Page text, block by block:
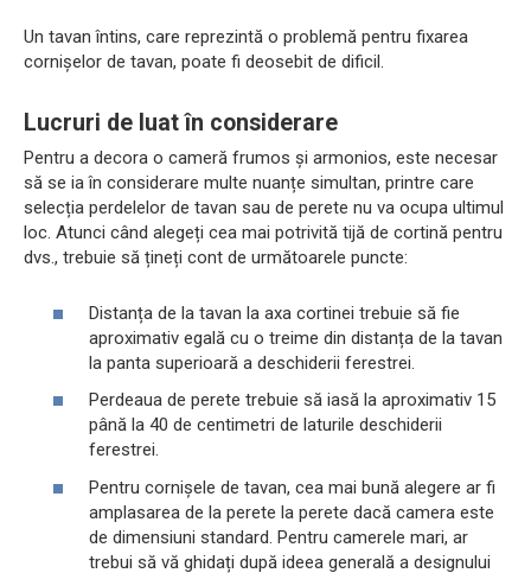
Un tavan întins, care reprezintă o problemă pentru fixarea
cornișelor de tavan, poate fi deosebit de dificil.
Lucruri de luat în considerare
Pentru a decora o cameră frumos și armonios, este necesar
să se ia în considerare multe nuanțe simultan, printre care
selecția perdelelor de tavan sau de perete nu va ocupa ultimul
loc. Atunci când alegeți cea mai potrivită tijă de cortină pentru
dvs., trebuie să țineți cont de următoarele puncte:
Distanța de la tavan la axa cortinei trebuie să fie
aproximativ egală cu o treime din distanța de la tavan
la panta superioară a deschiderii ferestrei.
Perdeaua de perete trebuie să iasă la aproximativ 15
până la 40 de centimetri de laturile deschiderii
ferestrei.
Pentru cornișele de tavan, cea mai bună alegere ar fi
amplasarea de la perete la perete dacă camera este
de dimensiuni standard. Pentru camerele mari, ar
trebui să vă ghidați după ideea generală a designului